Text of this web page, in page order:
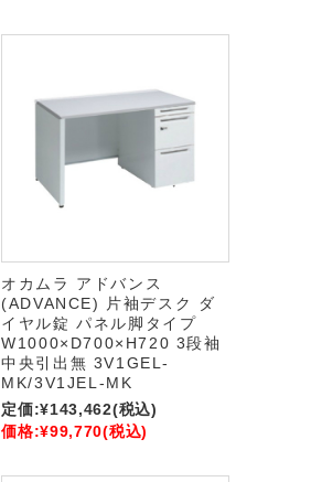
オカムラ アドバンス
(ADVANCE) 片袖デスク ダ
イヤル錠 パネル脚タイプ
W1000×D700×H720 3段袖
中央引出無 3V1GEL-
MK/3V1JEL-MK
定価:¥143,462(税込)
価格:¥99,770(税込)